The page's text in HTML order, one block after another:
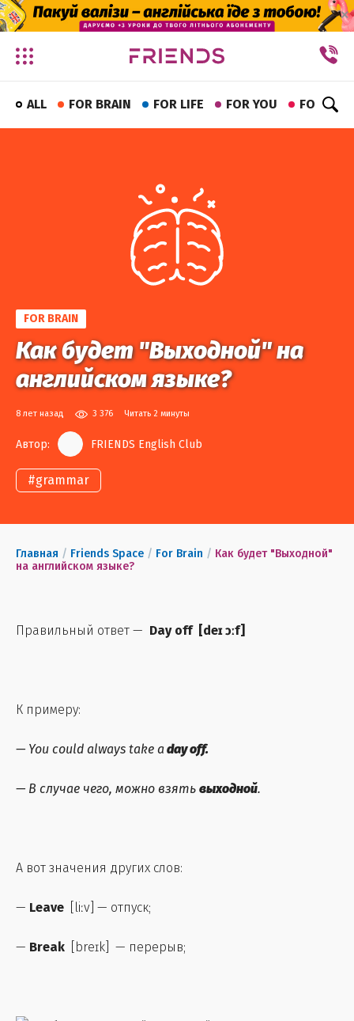
✕
ALL FOR BRAIN FOR LIFE FOR YOU FOR FUN
FOR BRAIN
Как будет "Выходной" на
английском языке?
8 лет назад 3 376 Читать 2 минуты
Автор: FRIENDS English Club
#grammar
Главная / Friends Space / For Brain / Как будет "Выходной"
на английском языке?
Правильный ответ — Day off [deɪ ɔːf]
К примеру:
— You could always take aday off.
— В случае чего, можно взять выходной.
А вот значения других слов:
— Leave [liːv] — отпуск;
— Break [breɪk] — перерыв;